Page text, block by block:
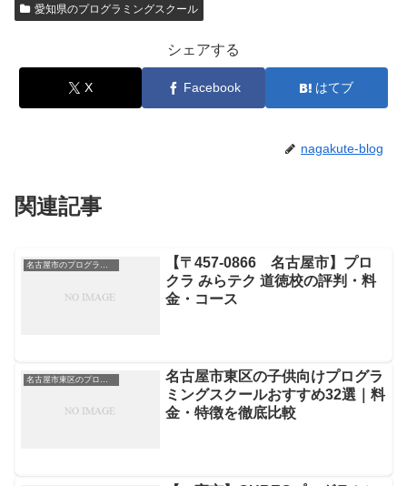
愛知県のプログラミングスクール
シェアする
X Facebook はてブ
nagakute-blog
関連記事
名古屋市のプログラミングスクール
【〒457-0866 名古屋市】プロ
クラ みらテク 道徳校の評判・料
金・コース
名古屋市東区の子供向けプログラ
ミングスクールおすすめ32選｜料
金・特徴を徹底比較